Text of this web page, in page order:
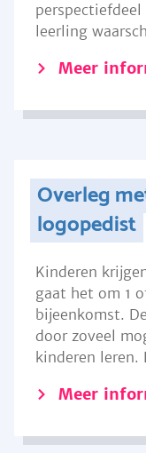
leerling
Meer
Overleg
logopedist
Kinderen
gaat het om 1
bijeenkomst.
door zoveel
kinderen leren.
Meer